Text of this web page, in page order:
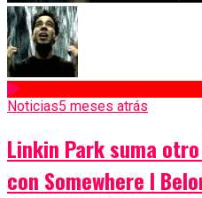
Noticias5 meses atrás
Linkin Park suma
con Somewhere I